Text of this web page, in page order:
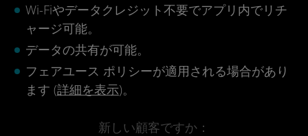
Wi-Fiやデータクレジット不要でアプリ内でリチ
ャージ可能。
データの共有が可能。
フェアユース ポリシーが適用される場合があり
ます (詳細を表示)。
新しい顧客ですか：